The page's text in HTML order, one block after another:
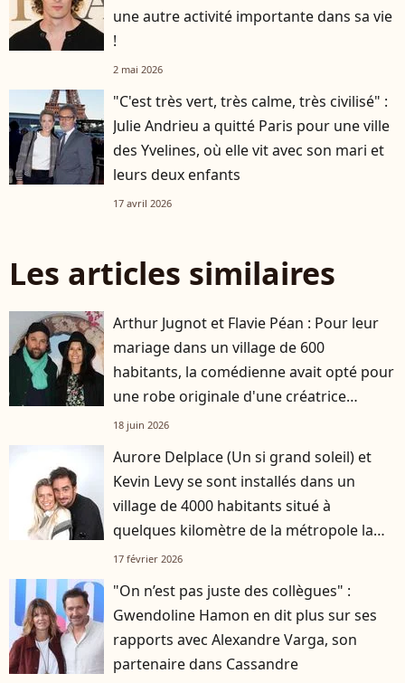
une autre activité importante dans sa vie
!
2 mai 2026
"C'est très vert, très calme, très civilisé" :
Julie Andrieu a quitté Paris pour une ville
des Yvelines, où elle vit avec son mari et
leurs deux enfants
17 avril 2026
Les articles similaires
Arthur Jugnot et Flavie Péan : Pour leur
mariage dans un village de 600
habitants, la comédienne avait opté pour
une robe originale d'une créatrice
française
18 juin 2026
Aurore Delplace (Un si grand soleil) et
Kevin Levy se sont installés dans un
village de 4000 habitants situé à
quelques kilomètre de la métropole la
plus attractive de France
17 février 2026
"On n’est pas juste des collègues" :
Gwendoline Hamon en dit plus sur ses
rapports avec Alexandre Varga, son
partenaire dans Cassandre